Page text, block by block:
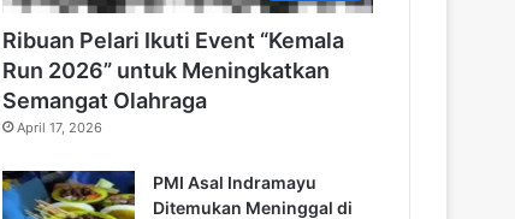
Ribuan Pelari Ikuti Event “Kemala
Run 2026” untuk Meningkatkan
Semangat Olahraga
April 17, 2026
PMI Asal Indramayu
Ditemukan Meninggal di